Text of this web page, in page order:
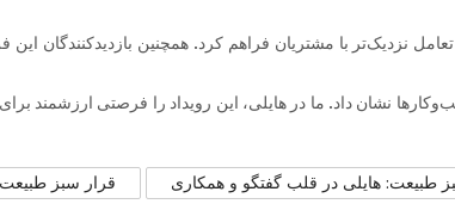
با مشتریان فراهم کرد. همچنین بازدیدکنندگان این
نشان داد. ما در هایلی، این رویداد را فرصتی ارزشمند برای
طبیعت: هایلی در قلب گفتگو و همکاری قرار سبز طبیعت